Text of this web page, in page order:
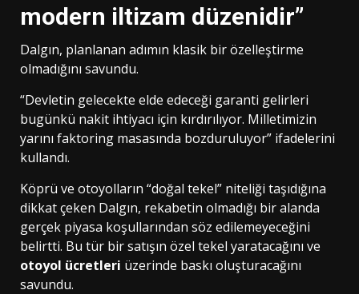
modern iltizam düzenidir”
Dalgın, planlanan adımın klasik bir özelleştirme
olmadığını savundu.
“Devletin gelecekte elde edeceği garanti gelirleri
bugünkü nakit ihtiyacı için kırdırılıyor. Milletimizin
yarını faktoring masasında bozduruluyor” ifadelerini
kullandı.
Köprü ve otoyolların “doğal tekel” niteliği taşıdığına
dikkat çeken Dalgın, rekabetin olmadığı bir alanda
gerçek piyasa koşullarından söz edilemeyeceğini
belirtti. Bu tür bir satışın özel tekel yaratacağını ve
otoyol ücretleri üzerinde baskı oluşturacağını
savundu.